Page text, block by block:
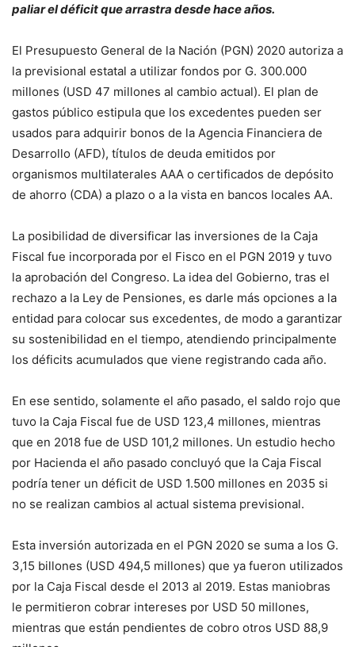
paliar el déficit que arrastra desde hace años.
El Presupuesto General de la Nación (PGN) 2020 autoriza a
la previsional estatal a utilizar fondos por G. 300.000
millones (USD 47 millones al cambio actual). El plan de
gastos público estipula que los excedentes pueden ser
usados para adquirir bonos de la Agencia Financiera de
Desarrollo (AFD), títulos de deuda emitidos por
organismos multilaterales AAA o certificados de depósito
de ahorro (CDA) a plazo o a la vista en bancos locales AA.
La posibilidad de diversificar las inversiones de la Caja
Fiscal fue incorporada por el Fisco en el PGN 2019 y tuvo
la aprobación del Congreso. La idea del Gobierno, tras el
rechazo a la Ley de Pensiones, es darle más opciones a la
entidad para colocar sus excedentes, de modo a garantizar
su sostenibilidad en el tiempo, atendiendo principalmente
los déficits acumulados que viene registrando cada año.
En ese sentido, solamente el año pasado, el saldo rojo que
tuvo la Caja Fiscal fue de USD 123,4 millones, mientras
que en 2018 fue de USD 101,2 millones. Un estudio hecho
por Hacienda el año pasado concluyó que la Caja Fiscal
podría tener un déficit de USD 1.500 millones en 2035 si
no se realizan cambios al actual sistema previsional.
Esta inversión autorizada en el PGN 2020 se suma a los G.
3,15 billones (USD 494,5 millones) que ya fueron utilizados
por la Caja Fiscal desde el 2013 al 2019. Estas maniobras
le permitieron cobrar intereses por USD 50 millones,
mientras que están pendientes de cobro otros USD 88,9